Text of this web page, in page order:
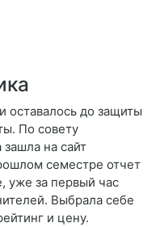
оставалось до защиты
По совету
на сайт
семестре отчет
уже за первый час
Выбрала себе
и цену.